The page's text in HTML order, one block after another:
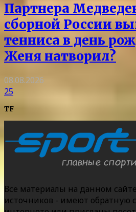
Партнера
сборной России
тенниса в день
Женя натворил?
08.08.2026
25
TF
Все материалы на данном
источников - имеют обратную